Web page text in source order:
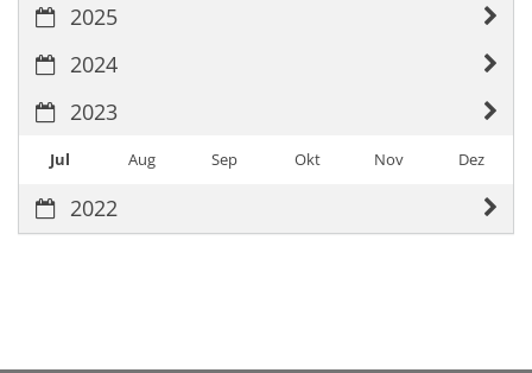
2025
2024
2023
Jul Aug Sep Okt Nov Dez
2022